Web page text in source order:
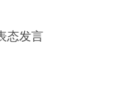
态发言